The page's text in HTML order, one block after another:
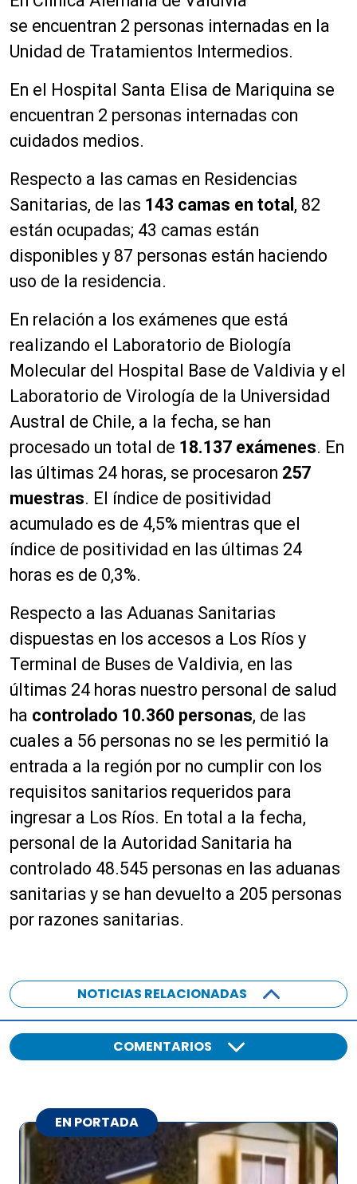
se encuentran 2 personas internadas en la
Unidad de Tratamientos Intermedios.
En el Hospital Santa Elisa de Mariquina se
encuentran 2 personas internadas con
cuidados medios.
Respecto a las camas en Residencias
Sanitarias, de las 143 camas en total , 82
están ocupadas; 43 camas están
disponibles y 87 personas están haciendo
uso de la residencia.
En relación a los exámenes que está
realizando el Laboratorio de Biología
Molecular del Hospital Base de Valdivia y el
Laboratorio de Virología de la Universidad
Austral de Chile, a la fecha, se han
procesado un total de 18.137 exámenes. En
las últimas 24 horas, se procesaron 257
muestras. El índice de positividad
acumulado es de 4,5% mientras que el
índice de positividad en las últimas 24
horas es de 0,3%.
Respecto a las Aduanas Sanitarias
dispuestas en los accesos a Los Ríos y
Terminal de Buses de Valdivia, en las
últimas 24 horas nuestro personal de salud
ha controlado 10.360 personas, de las
cuales a 56 personas no se les permitió la
entrada a la región por no cumplir con los
requisitos sanitarios requeridos para
ingresar a Los Ríos. En total a la fecha,
personal de la Autoridad Sanitaria ha
controlado 48.545 personas en las aduanas
sanitarias y se han devuelto a 205 personas
por razones sanitarias.
NOTICIAS RELACIONADAS
COMENTARIOS
EN PORTADA